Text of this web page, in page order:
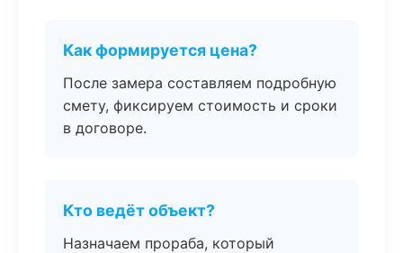
Как формируется цена?
После замера составляем подробную
смету, фиксируем стоимость и сроки
в договоре.
Кто ведёт объект?
Назначаем прораба, который